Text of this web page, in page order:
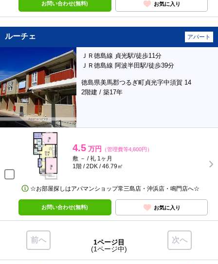
お問い合わせ(無料) お気に入り
ルーチェ アパート
ＪＲ徳島線 貞光駅/徒歩11分
ＪＲ徳島線 阿波半田駅/徒歩39分
徳島県美馬郡つるぎ町貞光字中須賀 14
2階建 / 築17年
4.5 万円 （管理費等4,600円）
敷 － / 礼 1ヶ月
1階 / 2DK / 46.79㎡
☆お部屋探しはアパマンショップ常三島店・沖浜店・鳴門店へ☆
お問い合わせ(無料) お気に入り
前へ 次へ
1ページ目
(1ページ中)